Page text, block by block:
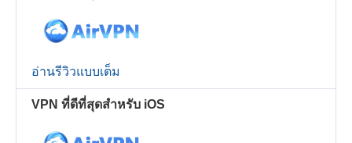
อ่านรีวิวแบบเต็ม
VPN ที่ดีที่สุดสำหรับ iOS